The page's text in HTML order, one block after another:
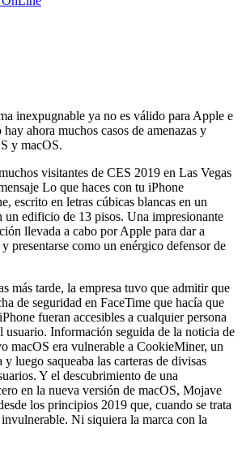
inexpugnable ya no es válido para Apple e
ahora muchos casos de amenazas y
y macOS.
visitantes de CES 2019 en Las Vegas
Lo que haces con tu iPhone
escrito en letras cúbicas blancas en un
un edificio de 13 pisos. Una impresionante
llevada a cabo por Apple para dar a
presentarse como un enérgico defensor de
más tarde, la empresa tuvo que admitir que
de seguridad en FaceTime que hacía que
fueran accesibles a cualquier persona
usuario. Información seguida de la noticia de
macOS era vulnerable a CookieMiner, un
luego saqueaba las carteras de divisas
Y el descubrimiento de una
en la nueva versión de macOS, Mojave
los principios 2019 que, cuando se trata
Ni siquiera la marca con la